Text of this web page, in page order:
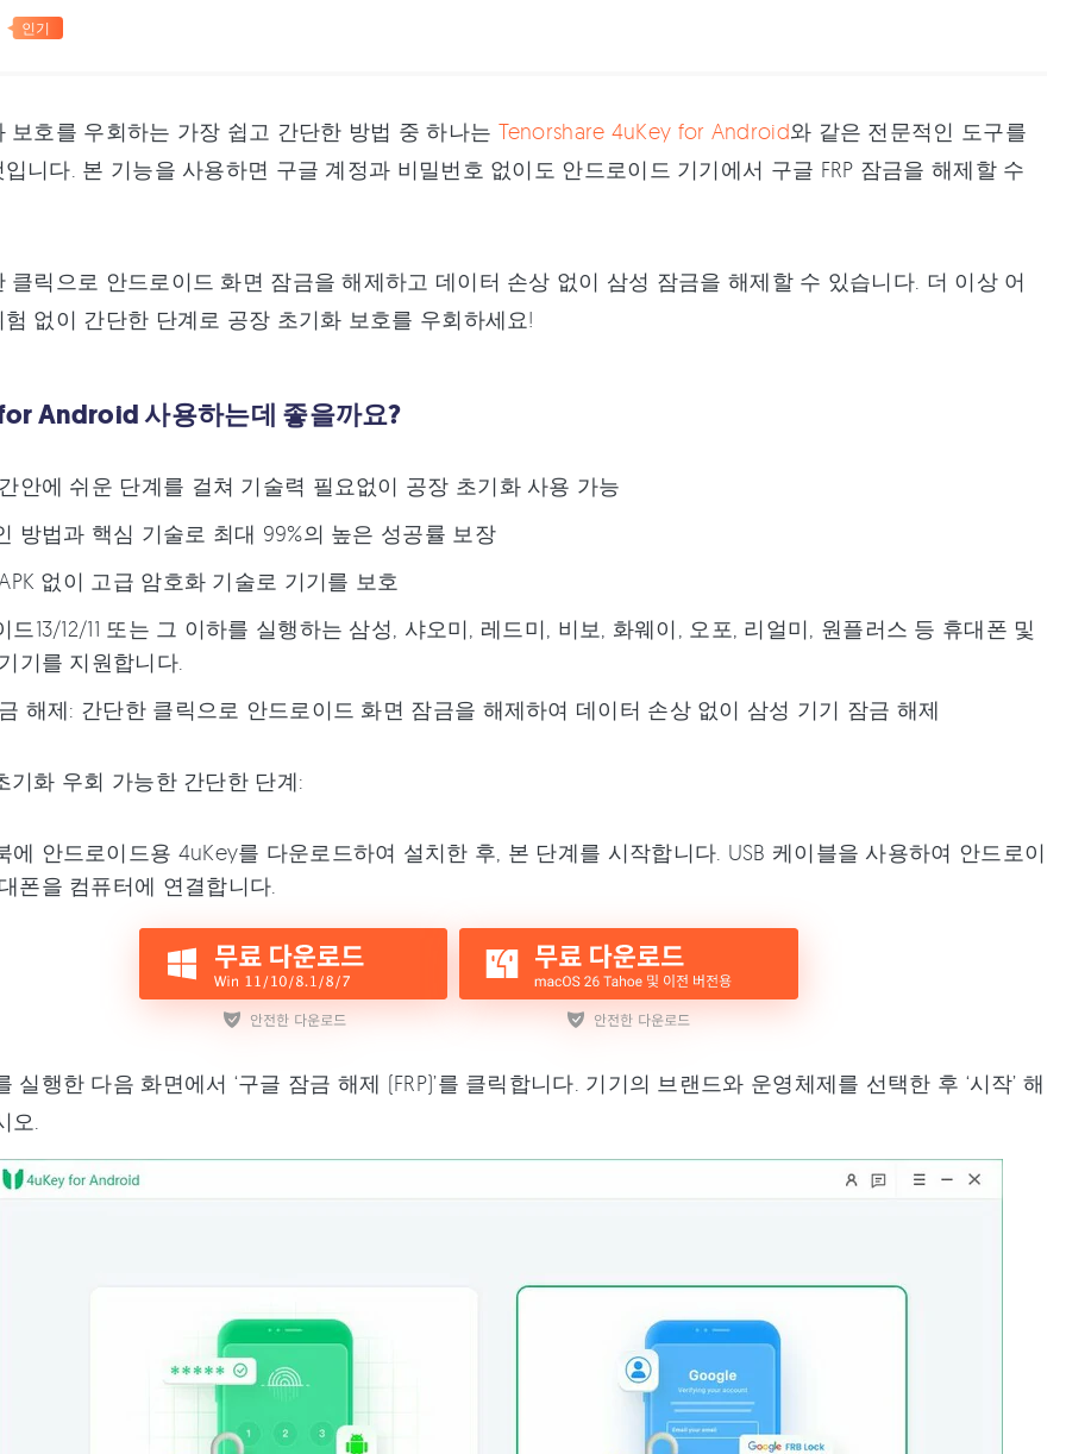
인기
보호를 우회하는 가장 쉽고 간단한 방법 중 하나는 Tenorshare 4uKey for Android와 같은 전문적인 도구를
니다. 본 기능을 사용하면 구글 계정과 비밀번호 없이도 안드로이드 기기에서 구글 FRP 잠금을 해제할 수
클릭으로 안드로이드 화면 잠금을 해제하고 데이터 손상 없이 삼성 잠금을 해제할 수 있습니다. 더 이상 어
험 없이 간단한 단계로 공장 초기화 보호를 우회하세요!
Android 사용하는데 좋을까요?
안에 쉬운 단계를 걸쳐 기술력 필요없이 공장 초기화 사용 가능
방법과 핵심 기술로 최대 99%의 높은 성공률 보장
없이 고급 암호화 기술로 기기를 보호
드13/12/11 또는 그 이하를 실행하는 삼성, 샤오미, 레드미, 비보, 화웨이, 오포, 리얼미, 원플러스 등 휴대폰 및
기를 지원합니다.
해제: 간단한 클릭으로 안드로이드 화면 잠금을 해제하여 데이터 손상 없이 삼성 기기 잠금 해제
기화 우회 가능한 간단한 단계:
에 안드로이드용 4uKey를 다운로드하여 설치한 후, 본 단계를 시작합니다. USB 케이블을 사용하여 안드로이
폰을 컴퓨터에 연결합니다.
실행한 다음 화면에서 ‘구글 잠금 해제 (FRP)’를 클릭합니다. 기기의 브랜드와 운영체제를 선택한 후 ‘시작’ 해
오.